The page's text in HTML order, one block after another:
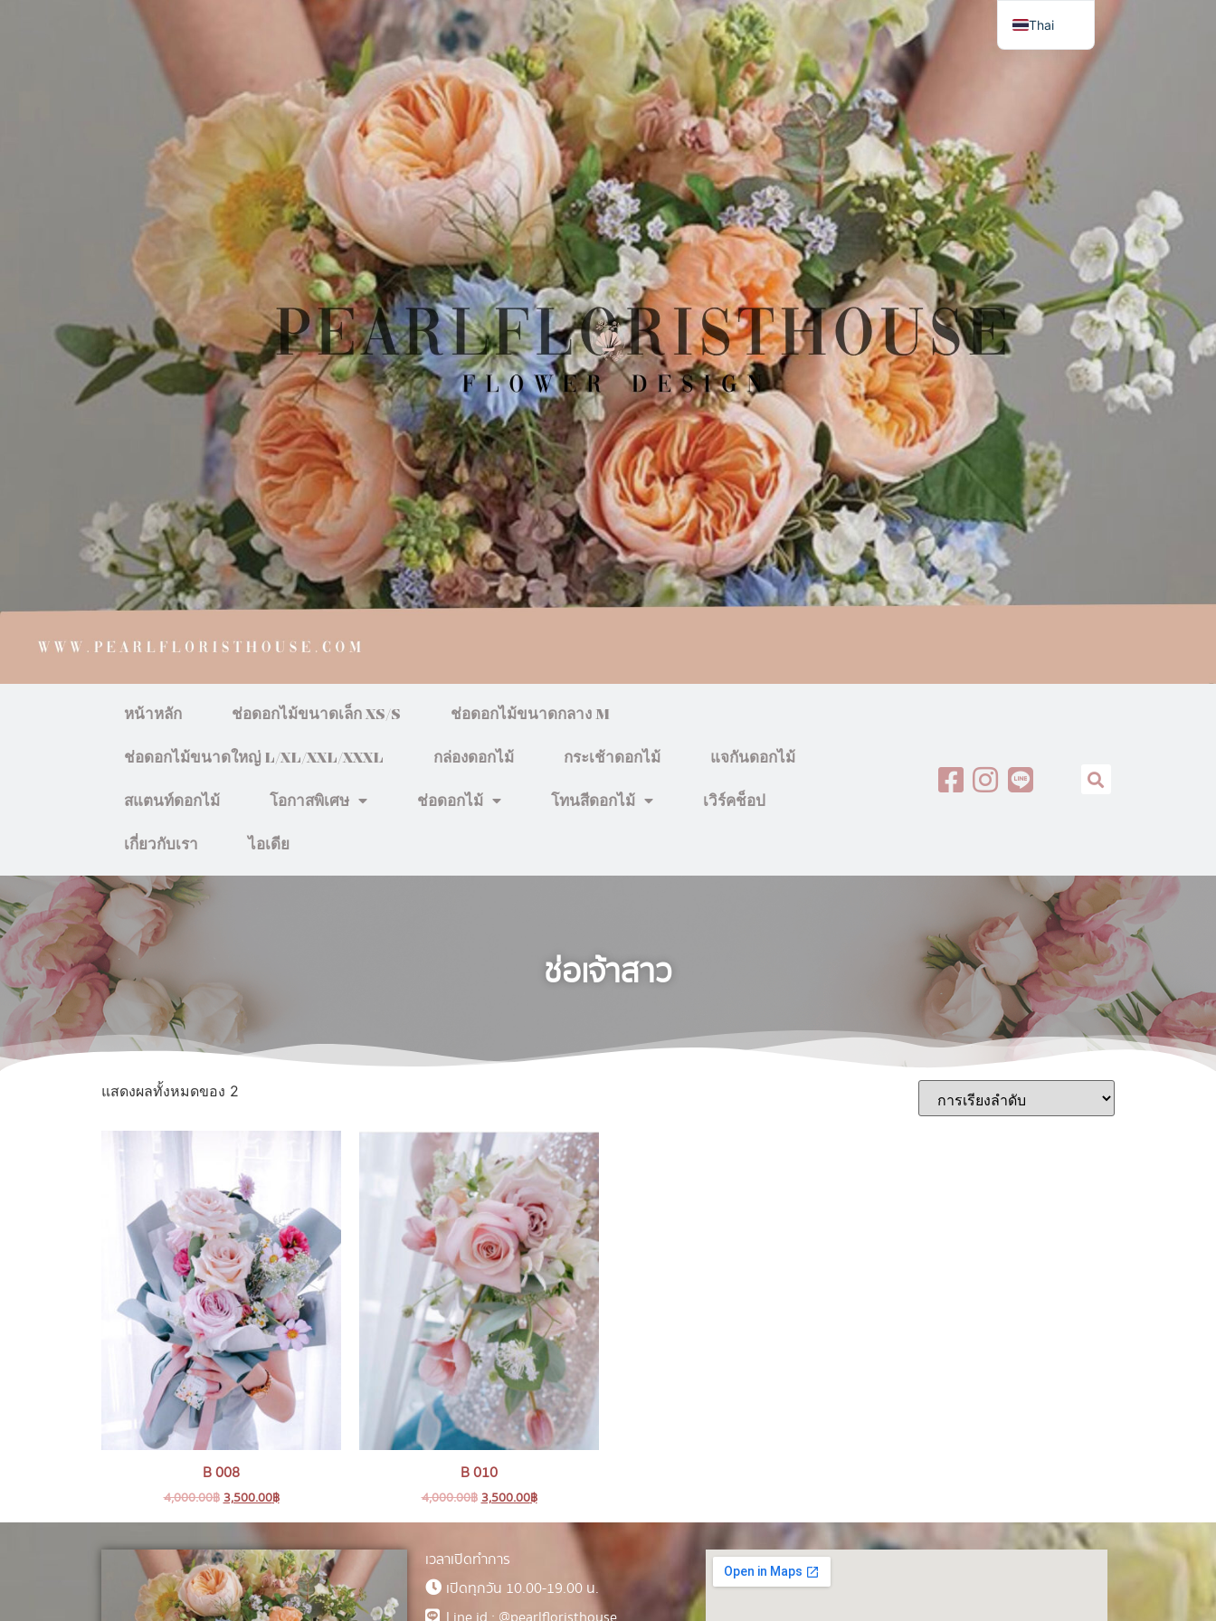
หน้าหลัก ช่อดอกไม้ขนาดเล็ก XS/S ช่อดอกไม้ขนาดกลาง M
ช่อดอกไม้ขนาดใหญ่ L/XL/XXL/XXXL กล่องดอกไม้ กระเช้าดอกไม้ แจกันดอกไม้
สแตนท์ดอกไม้ โอกาสพิเศษ ช่อดอกไม้ โทนสีดอกไม้ เวิร์คช็อป
เกี่ยวกับเรา ไอเดีย
ช่อเจ้าสาว
แสดงผลทั้งหมดของ 2
B 008
4,000.00฿ 3,500.00฿
B 010
4,000.00฿ 3,500.00฿
เวลาเปิดทำการ
เปิดทุกวัน 10.00-19.00 น.
Thai
English